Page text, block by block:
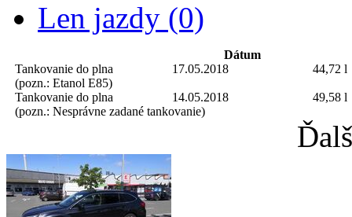
Len jazdy (0)
Dátum
Tankovanie do plna
17.05.2018
44,72 l
(pozn.: Etanol E85)
Tankovanie do plna
14.05.2018
49,58 l
(pozn.: Nesprávne zadané tankovanie)